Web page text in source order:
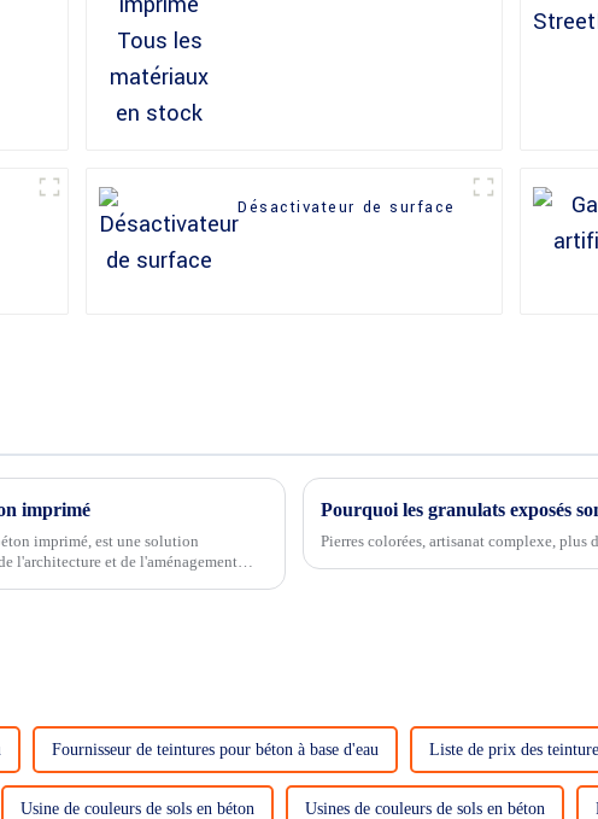
Désactivateur de surface
imprimé
imprimé, est une solution
l'architecture et de l'aménagement
Pourquoi les granulats exposés
Pierres colorées, artisanat complexe, plus
Fournisseur de teintures pour béton à base d'eau Liste de prix des
Usine de couleurs de sols en béton Usines de couleurs de sols en béton